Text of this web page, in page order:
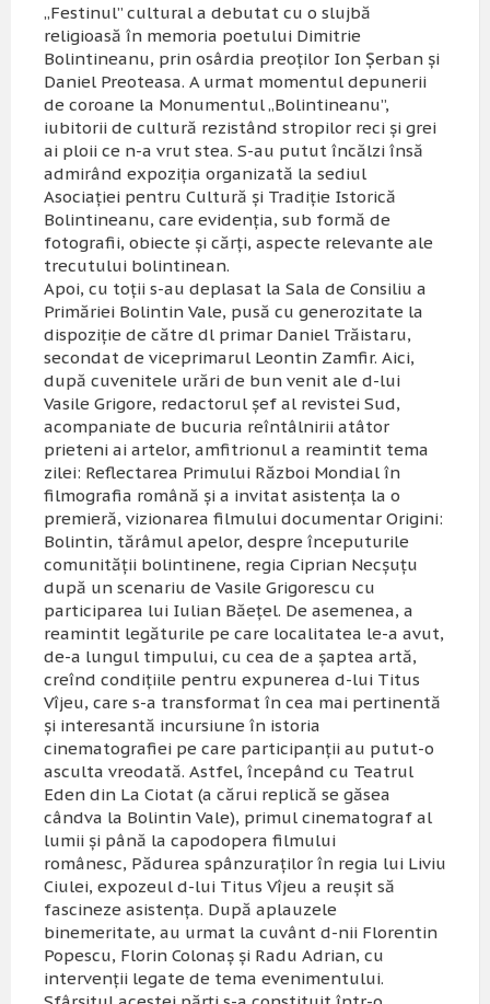
„Festinul” cultural a debutat cu o slujbă
religioasă în memoria poetului Dimitrie
Bolintineanu, prin osârdia preoţilor Ion Şerban şi
Daniel Preoteasa. A urmat momentul depunerii
de coroane la Monumentul „Bolintineanu”,
iubitorii de cultură rezistând stropilor reci şi grei
ai ploii ce n-a vrut stea. S-au putut încălzi însă
admirând expoziţia organizată la sediul
Asociaţiei pentru Cultură şi Tradiţie Istorică
Bolintineanu, care evidenţia, sub formă de
fotografii, obiecte şi cărţi, aspecte relevante ale
trecutului bolintinean.
Apoi, cu toţii s-au deplasat la Sala de Consiliu a
Primăriei Bolintin Vale, pusă cu generozitate la
dispoziţie de către dl primar Daniel Trăistaru,
secondat de viceprimarul Leontin Zamfir. Aici,
după cuvenitele urări de bun venit ale d-lui
Vasile Grigore, redactorul şef al revistei Sud,
acompaniate de bucuria reîntâlnirii atâtor
prieteni ai artelor, amfitrionul a reamintit tema
zilei: Reflectarea Primului Război Mondial în
filmografia română şi a invitat asistenţa la o
premieră, vizionarea filmului documentar Origini:
Bolintin, tărâmul apelor, despre începuturile
comunităţii bolintinene, regia Ciprian Necşuţu
după un scenariu de Vasile Grigorescu cu
participarea lui Iulian Băeţel. De asemenea, a
reamintit legăturile pe care localitatea le-a avut,
de-a lungul timpului, cu cea de a şaptea artă,
creînd condiţiile pentru expunerea d-lui Titus
Vîjeu, care s-a transformat în cea mai pertinentă
şi interesantă incursiune în istoria
cinematografiei pe care participanţii au putut-o
asculta vreodată. Astfel, începând cu Teatrul
Eden din La Ciotat (a cărui replică se găsea
cândva la Bolintin Vale), primul cinematograf al
lumii şi până la capodopera filmului
românesc, Pădurea spânzuraţilor în regia lui Liviu
Ciulei, expozeul d-lui Titus Vîjeu a reuşit să
fascineze asistenţa. După aplauzele
binemeritate, au urmat la cuvânt d-nii Florentin
Popescu, Florin Colonaş şi Radu Adrian, cu
intervenţii legate de tema evenimentului.